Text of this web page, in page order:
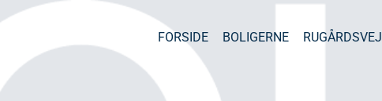
FORSIDE BOLIGERNE RUGÅRDSVEJ